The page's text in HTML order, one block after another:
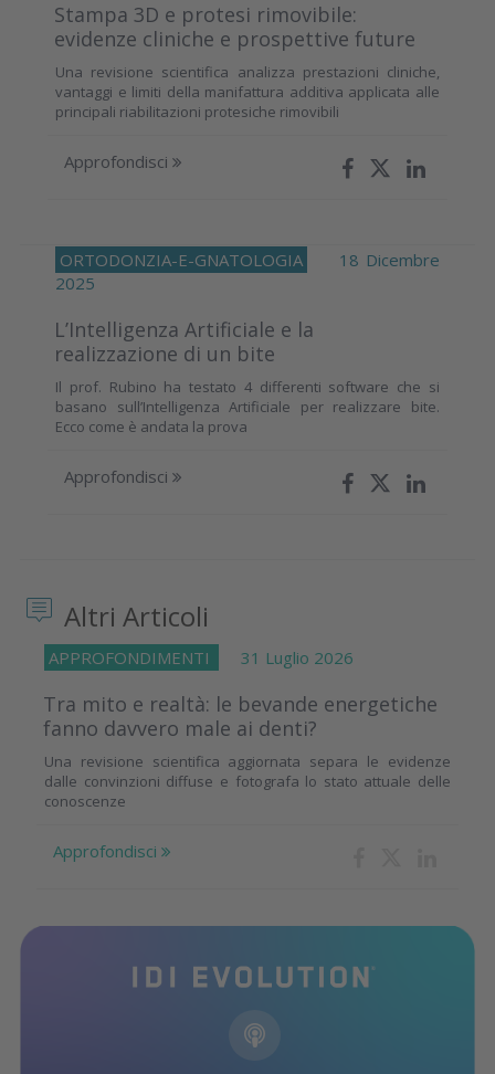
Stampa 3D e protesi rimovibile:
evidenze cliniche e prospettive future
Una revisione scientifica analizza prestazioni cliniche,
vantaggi e limiti della manifattura additiva applicata alle
principali riabilitazioni protesiche rimovibili
Approfondisci
ORTODONZIA-E-GNATOLOGIA
18 Dicembre
2025
L’Intelligenza Artificiale e la
realizzazione di un bite
Il prof. Rubino ha testato 4 differenti software che si
basano sull’Intelligenza Artificiale per realizzare bite.
Ecco come è andata la prova
Approfondisci
Altri Articoli
APPROFONDIMENTI 31 Luglio 2026
Tra mito e realtà: le bevande energetiche
fanno davvero male ai denti?
Una revisione scientifica aggiornata separa le evidenze
dalle convinzioni diffuse e fotografa lo stato attuale delle
conoscenze
Approfondisci